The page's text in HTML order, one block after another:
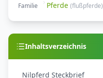
Familie
Pferde (flußpferde)
Inhaltsverzeichnis
Nilpferd Steckbrief